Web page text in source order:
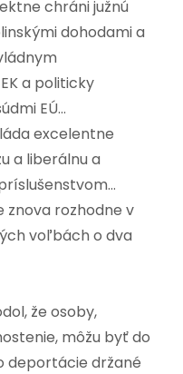
chráni južnú
dohodami a
a politicky
EÚ…
excelentne
a liberálnu a
znova rozhodne v
voľbách o dva
že osoby,
môžu byť do
deportácie držané